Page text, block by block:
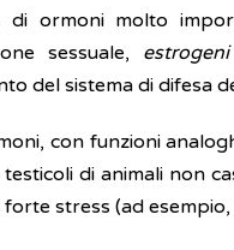
di ormoni molto
sessuale, estrogeni
del sistema di difesa
con funzioni
testicoli di animali non
stress (ad